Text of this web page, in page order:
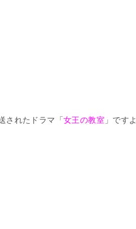
されたドラマ「 女王の教室 」ですよ